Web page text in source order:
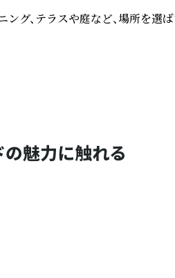
グ、テラスや庭など、場所を選
魅力に触れる